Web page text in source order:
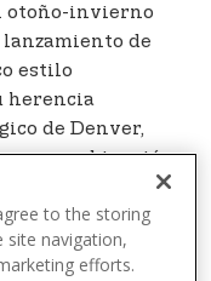
otoño-invierno
de
estilo
herencia
de Denver,
su combinación
hasta las
to the storing
site navigation,
efforts.